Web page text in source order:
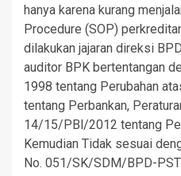
hanya karena kurang
Procedure (SOP)
dilakukan jajaran direksi
auditor BPK bertentangan
1998 tentang Perubahan
tentang Perbankan,
14/15/PBl/2012 tentang
Kemudian Tidak sesuai
No. 051/SK/SDM/BPD-